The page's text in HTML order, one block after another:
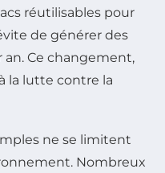
réutilisables pour
de générer des
an. Ce changement,
la lutte contre la
ne se limitent
Nombreux